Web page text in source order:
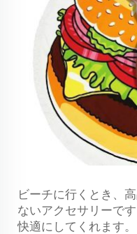
ビーチに行くとき、
ないアクセサリーで
快適にしてくれます